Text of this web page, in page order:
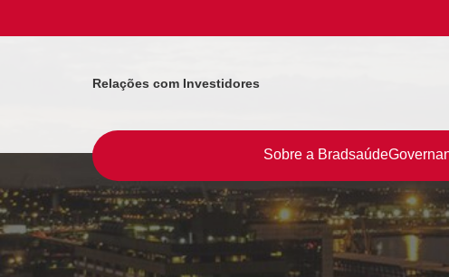
Relações com Investidores
Sobre a Bradsaúde